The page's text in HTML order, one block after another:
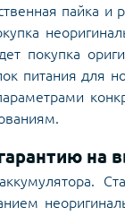
пайка и
питания для
на